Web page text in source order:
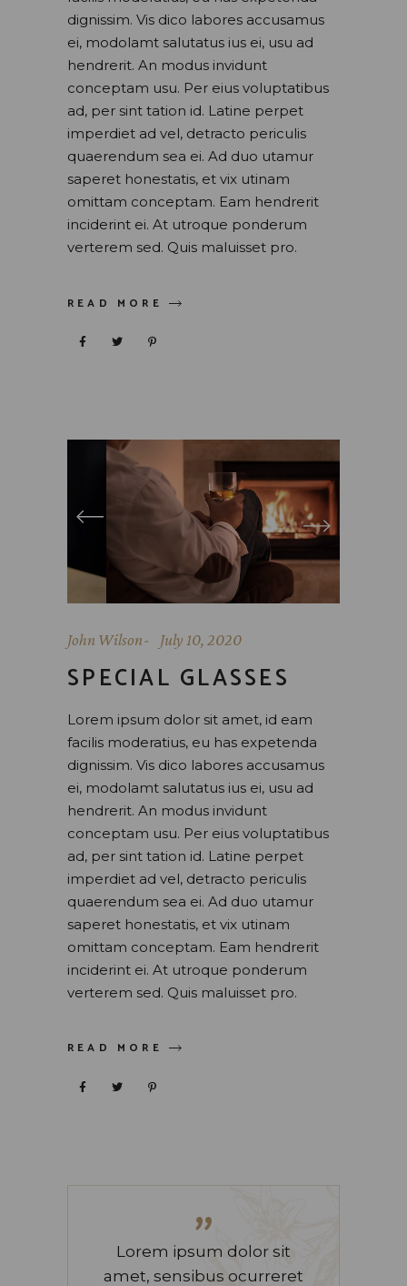
dignissim. Vis dico labores accusamus
ei, modolamt salutatus ius ei, usu ad
hendrerit. An modus invidunt
conceptam usu. Per eius voluptatibus
ad, per sint tation id. Latine perpet
imperdiet ad vel, detracto periculis
quaerendum sea ei. Ad duo utamur
saperet honestatis, et vix utinam
omittam conceptam. Eam hendrerit
inciderint ei. At utroque ponderum
verterem sed. Quis maluisset pro.
READ MORE
John Wilson July 10, 2020
SPECIAL GLASSES
Lorem ipsum dolor sit amet, id eam
facilis moderatius, eu has expetenda
dignissim. Vis dico labores accusamus
ei, modolamt salutatus ius ei, usu ad
hendrerit. An modus invidunt
conceptam usu. Per eius voluptatibus
ad, per sint tation id. Latine perpet
imperdiet ad vel, detracto periculis
quaerendum sea ei. Ad duo utamur
saperet honestatis, et vix utinam
omittam conceptam. Eam hendrerit
inciderint ei. At utroque ponderum
verterem sed. Quis maluisset pro.
READ MORE
”
Lorem ipsum dolor sit
amet, sensibus ocurreret